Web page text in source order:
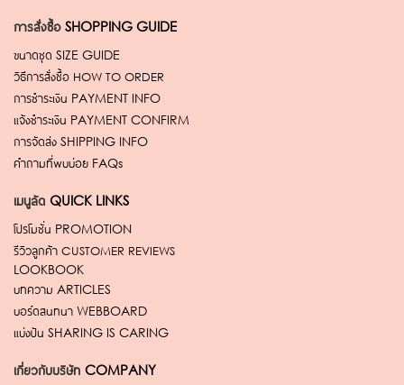
การสั่งซื้อ SHOPPING GUIDE
ขนาดชุด SIZE GUIDE
วิธีการสั่งซื้อ HOW TO ORDER
การชำระเงิน PAYMENT INFO
แจ้งชำระเงิน PAYMENT CONFIRM
การจัดส่ง SHIPPING INFO
คำถามที่พบบ่อย FAQs
เมนูลัด QUICK LINKS
โปรโมชั่น PROMOTION
รีวิวลูกค้า CUSTOMER REVIEWS
LOOKBOOK
บทความ ARTICLES
บอร์ดสนทนา WEBBOARD
แบ่งปัน SHARING IS CARING
เกี่ยวกับบริษัท COMPANY